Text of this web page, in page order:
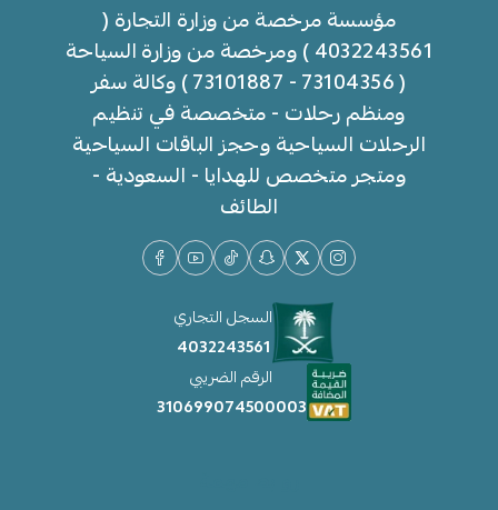
مؤسسة مرخصة من وزارة التجارة (
4032243561 ) ومرخصة من وزارة السياحة
( 73104356 - 73101887 ) وكالة سفر
ومنظم رحلات - متخصصة في تنظيم
الرحلات السياحية وحجز الباقات السياحية
ومتجر متخصص للهدايا - السعودية -
الطائف
السجل التجاري
4032243561
الرقم الضريبي
310699074500003